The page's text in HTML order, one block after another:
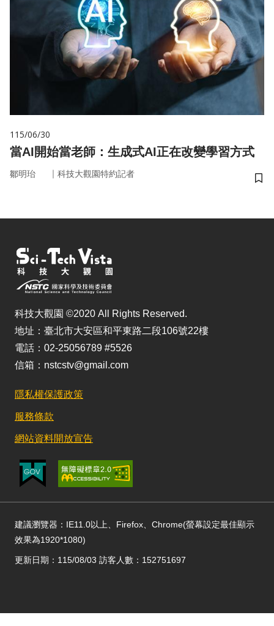
115/06/30
當AI開始當老師：生成式AI正在改變學習方式
鄒明珆 ｜ 科技大觀園特約記者
儲
科技大觀園 ©2020 All Rights Reserved.
地址：臺北市大安區和平東路二段106號22樓
電話：02-25056789 #5526
信箱：nstcstv@gmail.com
隱私權保護政策
服務條款
網站資料開放宣告
建議瀏覽器：IE11.0以上、Firefox、Chrome(螢幕設定最佳顯示
效果為1920*1080)
更新日期：115/08/03 訪客人數：152751697